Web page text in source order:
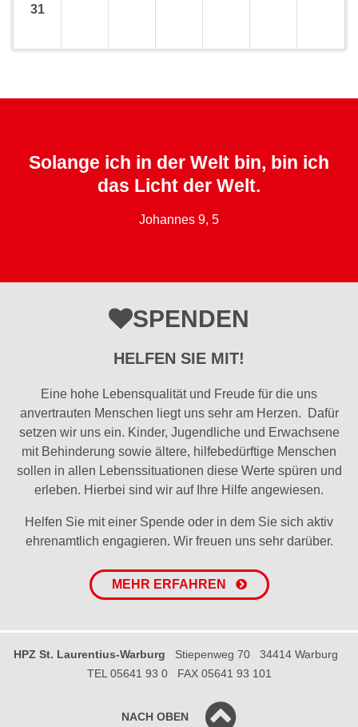
31
Solange ich in der Welt bin, bin ich
das Licht der Welt.
Johannes 9, 5
SPENDEN
HELFEN SIE MIT!
Eine hohe Lebensqualität und Freude für die uns
anvertrauten Menschen liegt uns sehr am Herzen. Dafür
setzen wir uns ein. Kinder, Jugendliche und Erwachsene
mit Behinderung sowie ältere, hilfebedürftige Menschen
sollen in allen Lebenssituationen diese Werte spüren und
erleben. Hierbei sind wir auf Ihre Hilfe angewiesen.
Helfen Sie mit einer Spende oder in dem Sie sich aktiv
ehrenamtlich engagieren. Wir freuen uns sehr darüber.
MEHR ERFAHREN
HPZ St. Laurentius-Warburg Stiepenweg 70
34414 Warburg
TEL 05641 93 0
FAX 05641 93 101
NACH OBEN